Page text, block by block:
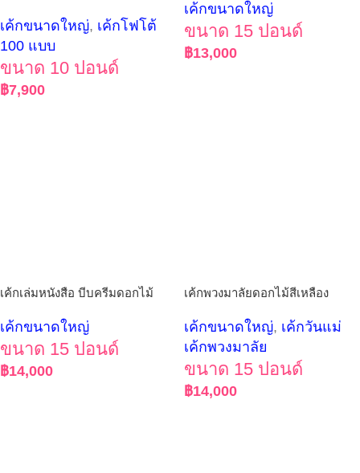
เค้กขนาดใหญ่, เค้กโฟโต้
100 แบบ
ขนาด 10 ปอนด์
฿7,900
เค้กขนาดใหญ่
ขนาด 15 ปอนด์
฿13,000
เค้กเล่มหนังสือ บีบครีมดอกไม้
เค้กขนาดใหญ่
ขนาด 15 ปอนด์
฿14,000
เค้กพวงมาลัยดอกไม้สีเหลือง
เค้กขนาดใหญ่, เค้กวันแม่
เค้กพวงมาลัย
ขนาด 15 ปอนด์
฿14,000